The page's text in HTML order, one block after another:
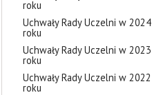
roku
Uchwały Rady Uczelni w 2024
roku
Uchwały Rady Uczelni w 2023
roku
Uchwały Rady Uczelni w 2022
roku